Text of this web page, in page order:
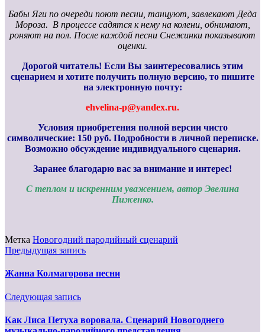
Бабы Яги по очереди поют песни, танцуют, завлекают Деда
Мороза. В процессе садятся к нему на колени, обнимают,
роняют на пол. После каждой песни Снежинки показывают
оценки.
Дорогой читатель! Если Вы заинтересовались этим
сценарием и хотите получить полную версию, то пишите
на электронную почту:
ehvelina-p@yandex.ru.
Условия приобретения полной версии чисто
символические: 150 руб. Подробности в личной переписке.
Возможно обсуждение индивидуального сценария.
Заранее благодарю вас за внимание и интерес!
С теплом и искренним уважением, автор Эвелина
Пиженко.
Метка Новогодний пародийный сценарий
Предыдущая запись
Жанна Колмагорова песни
Следующая запись
Как Лиса Петуха воровала. Сценарий Новогоднего